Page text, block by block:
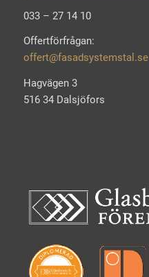
033 – 27 14 10
Offertförfrågan:
offert@fasadsystemstal.se
Hagvägen 3
516 34 Dalsjöfors